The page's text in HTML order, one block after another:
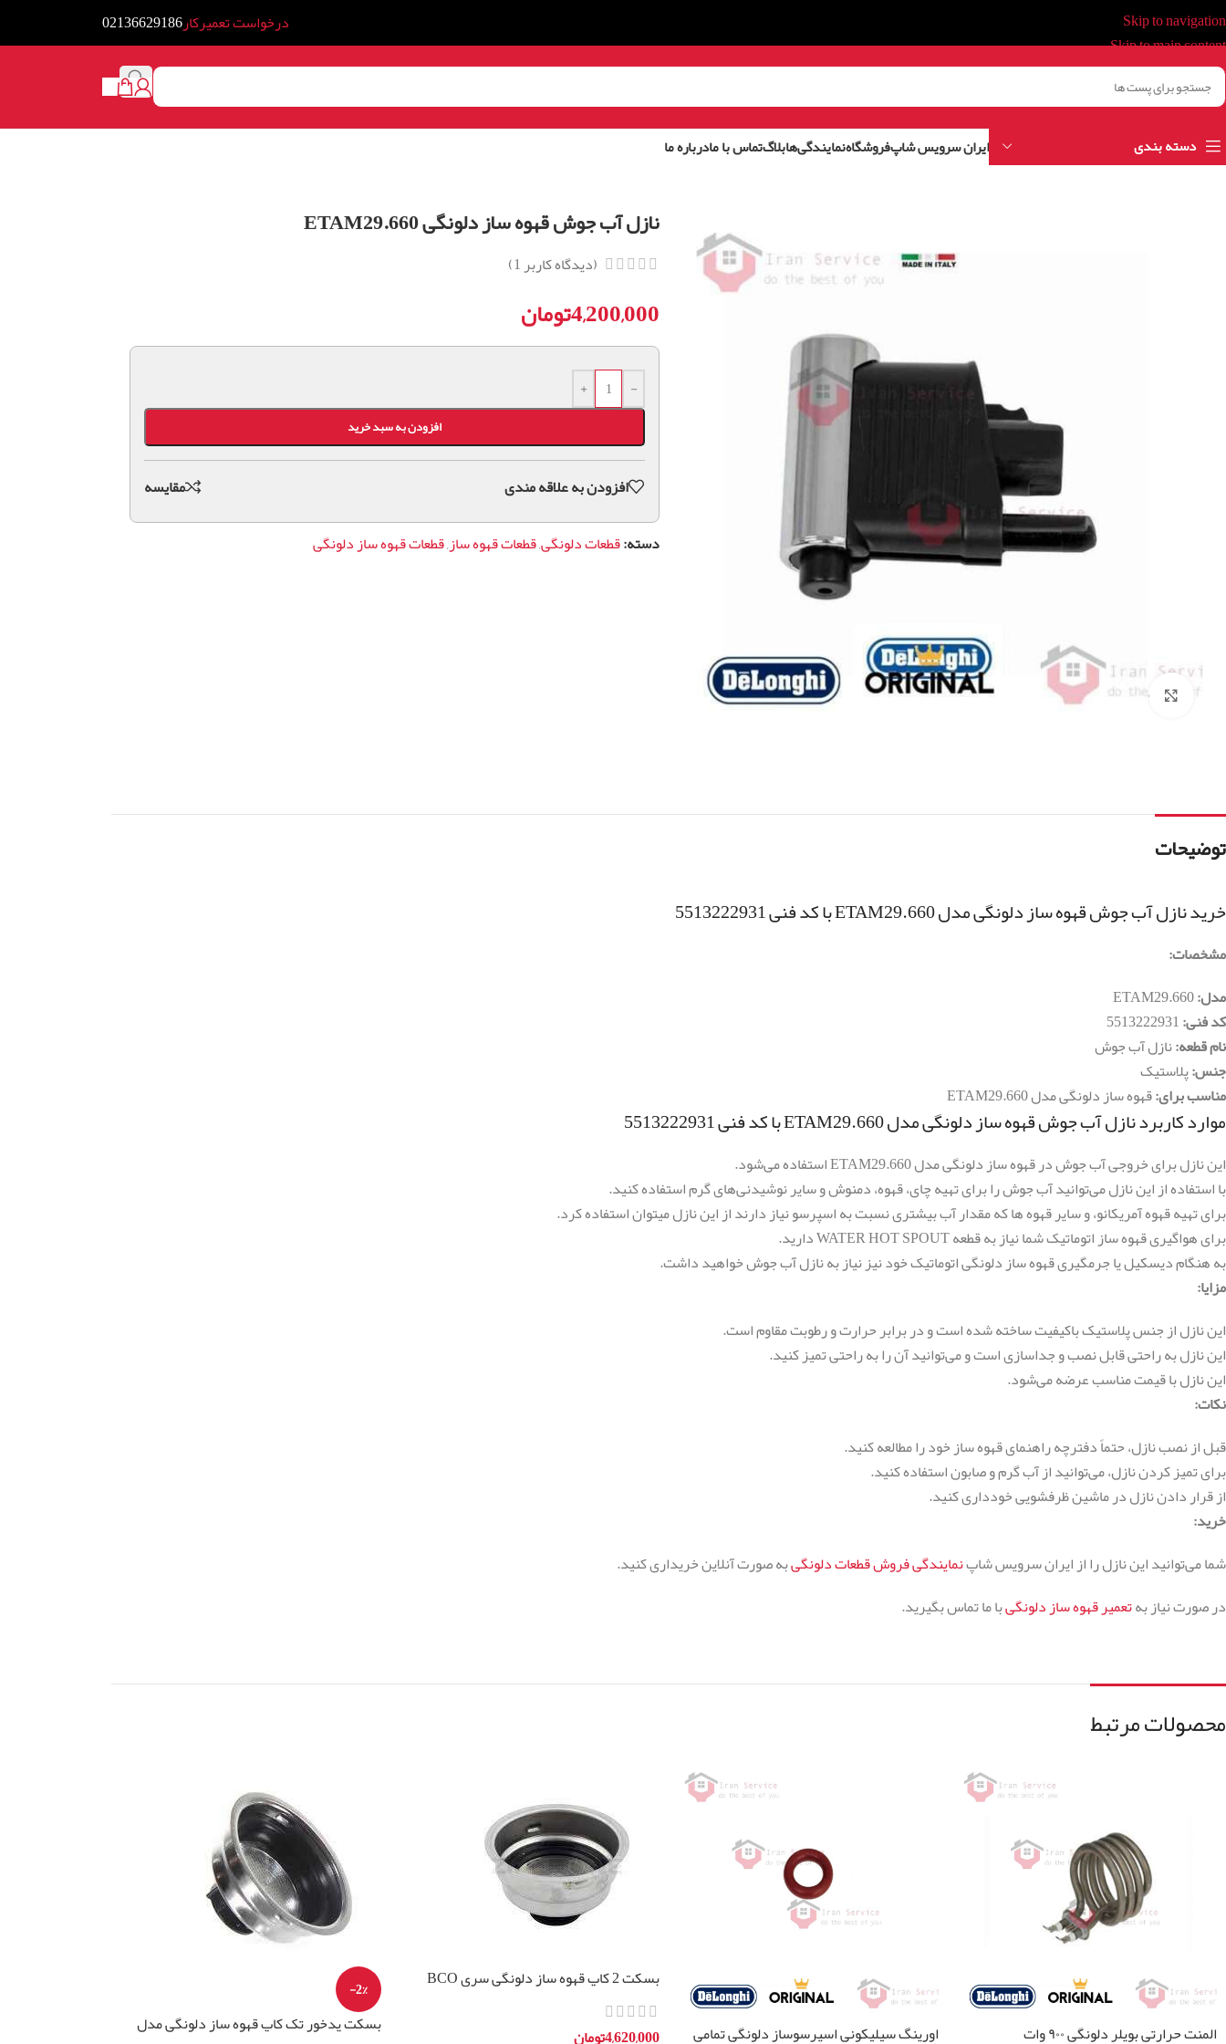
Skip to navigation
Skip to main content
درخواست تعمیرکار02136629186
دسته بندی ایران سرویس شاپفروشگاهنمایندگی‌هابلاگتماس با مادرباره ما
برای بزرگنمایی کلیک کنید
نازل آب جوش قهوه ساز دلونگی ETAM29.660
(دیدگاه کاربر1
)
4,200,000تومان
-
+
افزودن به سبد خرید
افزودن به علاقه مندی
مقايسه
دسته:قطعات دلونگی,قطعات قهوه ساز,قطعات قهوه ساز دلونگی
توضیحات
خرید نازل آب جوش قهوه ساز دلونگی مدل ETAM29.660 با کد فنی 5513222931
مشخصات:
مدل:
کد فنی:
نام قطعه:نازل آب جوش
جنس:پلاستیک
مناسب برای:قهوه ساز دلونگی مدل ETAM29.660
موارد کاربرد نازل آب جوش قهوه ساز دلونگی مدل ETAM29.660 با کد فنی 5513222931
این نازل برای خروجی آب جوش در قهوه ساز دلونگی مدل ETAM29.660 استفاده می‌شود.
با استفاده از این نازل می‌توانید آب جوش را برای تهیه چای، قهوه، دمنوش و سایر نوشیدنی‌های گرم استفاده کنید.
برای تهیه قهوه آمریکانو، و سایر قهوه ها که مقدار آب بیشتری نسبت به اسپرسو نیاز دارند از این نازل میتوان استفاده کرد.
برای هواگیری قهوه ساز اتوماتیک شما نیاز به قطعه WATER HOT SPOUT دارید.
به هنگام دیسکیل یا جرمگیری قهوه ساز دلونگی اتوماتیک خود نیز نیاز به نازل آب جوش خواهید داشت.
مزایا:
این نازل از جنس پلاستیک باکیفیت ساخته شده است و در برابر حرارت و رطوبت مقاوم است.
این نازل به راحتی قابل نصب و جداسازی است و می‌توانید آن را به راحتی تمیز کنید.
این نازل با قیمت مناسب عرضه می‌شود.
نکات:
قبل از نصب نازل، حتماً دفترچه راهنمای قهوه ساز خود را مطالعه کنید.
برای تمیز کردن نازل، می‌توانید از آب گرم و صابون استفاده کنید.
از قرار دادن نازل در ماشین ظرفشویی خودداری کنید.
خرید:
شما می‌توانید این نازل را از ایران سرویس شاپنمایندگی فروش قطعات دلونگیبه صورت آنلاین خریداری کنید.
در صورت نیاز بهتعمیر قهوه ساز دلونگیبا ما تماس بگیرید.
محصولات مرتبط
المنت حرارتی بویلر دلونگی ۹۰۰ وات
اورینگ سیلیکونی اسپرسوساز دلونگی تمامی
بسکت 2 کاپ قهوه ساز دلونگی سری BCO
4,620,000تومان
-2%
بسکت پدخور تک کاپ قهوه ساز دلونگی مدل